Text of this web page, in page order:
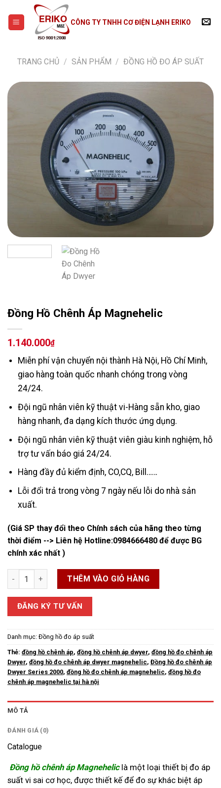
content
CÔNG TY TNHH CƠ ĐIỆN LẠNH ERIKO
TRANG CHỦ / SẢN PHẨM / ĐỒNG HỒ ĐO ÁP SUẤT
Đồng Hồ Chênh Áp Magnehelic
1.140.000₫
Miễn phí vận chuyển nội thành Hà Nội, Hồ Chí Minh,
giao hàng toàn quốc nhanh chóng trong vòng
24/24.
Đội ngũ nhân viên kỹ thuật vi-Hàng sẵn kho, giao
hàng nhanh, đa dạng kích thước ứng dụng.
Đội ngũ nhân viên kỹ thuật viên giàu kinh nghiệm, hỗ
trợ tư vấn báo giá 24/24.
Hàng đầy đủ kiểm định, CO,CQ, Bill……
Lỗi đổi trả trong vòng 7 ngày nếu lỗi do nhà sản
xuất.
(Giá SP thay đổi theo Chính sách của hãng theo từng
thời điểm --> Liên hệ Hotline:0984666480 để được BG
chính xác nhất )
Đồng Hồ Chênh Áp Magnehelic số lượng
THÊM VÀO GIỎ HÀNG
ĐĂNG KÝ TƯ VẤN
Danh mục: Đồng hồ đo áp suất
Thẻ: đồng hồ chênh áp, đồng hồ chênh áp dwyer, đồng hồ đo chênh áp
Dwyer, đồng hồ đo chênh áp dwyer magnehelic, Đồng hồ đo chênh áp
Dwyer Series 2000, đồng hồ đo chênh áp magnehelic, đồng hồ đo
chênh áp magnehelic tại hà nội
MÔ TẢ
ĐÁNH GIÁ (0)
Catalogue
Đồng hồ chênh áp Magneheliclà một loại thiết bị đo áp
suất vi sai cơ học, được thiết kế để đo sự khác biệt áp